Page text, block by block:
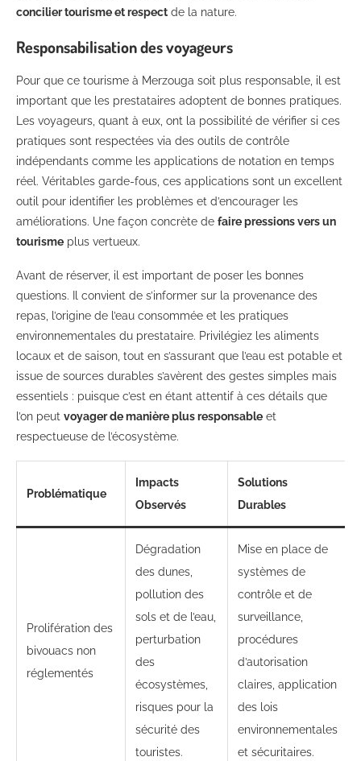
concilier tourisme et respect de la nature.
Responsabilisation des voyageurs
Pour que ce tourisme à Merzouga soit plus responsable, il est
important que les prestataires adoptent de bonnes pratiques.
Les voyageurs, quant à eux, ont la possibilité de vérifier si ces
pratiques sont respectées via des outils de contrôle
indépendants comme les applications de notation en temps
réel. Véritables garde-fous, ces applications sont un excellent
outil pour identifier les problèmes et d’encourager les
améliorations. Une façon concrète de faire pressions vers un
tourisme plus vertueux.
Avant de réserver, il est important de poser les bonnes
questions. Il convient de s’informer sur la provenance des
repas, l’origine de l’eau consommée et les pratiques
environnementales du prestataire. Privilégiez les aliments
locaux et de saison, tout en s’assurant que l’eau est potable et
issue de sources durables s’avèrent des gestes simples mais
essentiels : puisque c’est en étant attentif à ces détails que
l’on peut voyager de manière plus responsable et
respectueuse de l’écosystème.
Problématique
Impacts
Observés
Solutions
Durables
Prolifération des
bivouacs non
réglementés
Dégradation
des dunes,
pollution des
sols et de l’eau,
perturbation
des
écosystèmes,
risques pour la
sécurité des
touristes.
Mise en place de
systèmes de
contrôle et de
surveillance,
procédures
d’autorisation
claires, application
des lois
environnementales
et sécuritaires.